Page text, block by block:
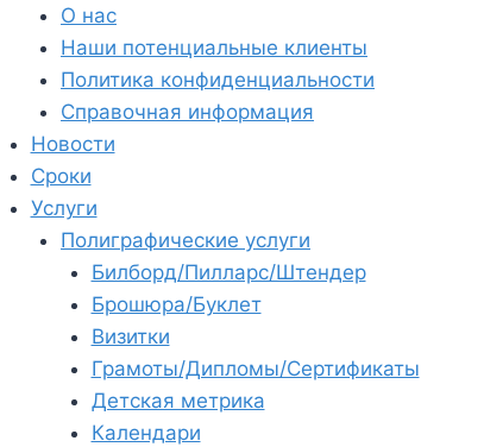
О нас
Наши потенциальные клиенты
Политика конфиденциальности
Справочная информация
Новости
Сроки
Услуги
Полиграфические услуги
Билборд/Пилларс/Штендер
Брошюра/Буклет
Визитки
Грамоты/Дипломы/Сертификаты
Детская метрика
Календари